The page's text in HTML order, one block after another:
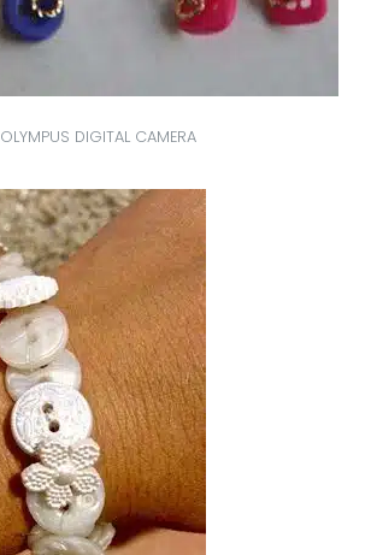
OLYMPUS DIGITAL CAMERA